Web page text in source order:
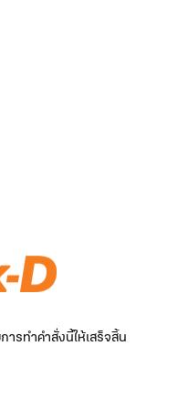
รทำคำสั่งนี้ให้เสร็จสิ้น